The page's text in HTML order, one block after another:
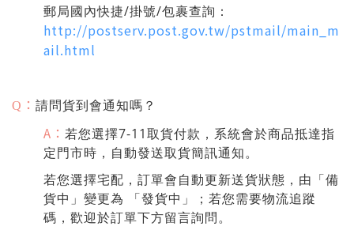
郵局國內快捷/掛號/包裹查詢：
http://postserv.post.gov.tw/pstmail/main_m
ail.html
Q ： 請問貨到會通知嗎？
A： 若您選擇7-11取貨付款，系統會於商品抵達指
定門市時，自動發送取貨簡訊通知。
若您選擇宅配，訂單會自動更新送貨狀態，由「備
貨中」變更為 「發貨中」；若您需要物流追蹤
碼，歡迎於訂單下方留言詢問。